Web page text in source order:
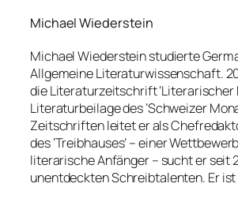
Michael Wiederstein
Michael Wiederstein studierte
Allgemeine Literaturwissenschaft.
die Literaturzeitschrift ‘Literarischer
Literaturbeilage des ‘Schweizer
Zeitschriften leitet er als
des ‘Treibhauses’ – einer
literarische Anfänger – sucht er seit
unentdeckten Schreibtalenten. Er ist